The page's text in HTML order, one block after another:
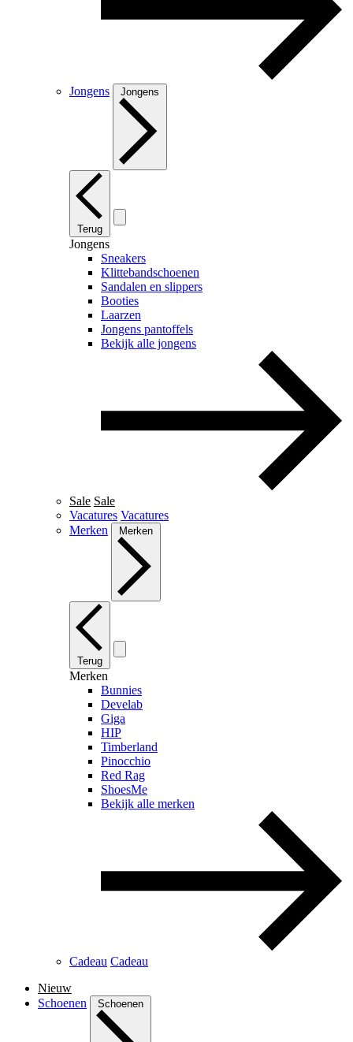
Jongens Jongens
Terug
Jongens
Sneakers
Klittebandschoenen
Sandalen en slippers
Booties
Laarzen
Jongens pantoffels
Bekijk alle jongens
Sale Sale
Vacatures Vacatures
Merken
Merken
Terug
Merken
Bunnies
Develab
Giga
HIP
Timberland
Pinocchio
Red Rag
ShoesMe
Bekijk alle merken
Cadeau Cadeau
Nieuw
Schoenen
Schoenen